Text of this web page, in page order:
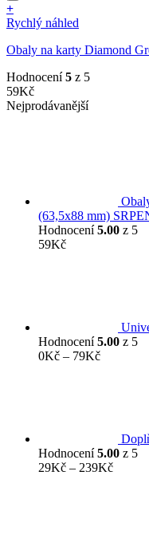
+
Rychlý náhled
Obaly na karty Diamond
Hodnocení5 z 5
59Kč
Nejprodávanější
(63,5x88 mm)
Hodnocení5.00 z 5
59Kč
Hodnocení5.00 z 5
0Kč – 79KčRozpětí
Hodnocení5.00 z 5
29Kč – 239KčRozpětí